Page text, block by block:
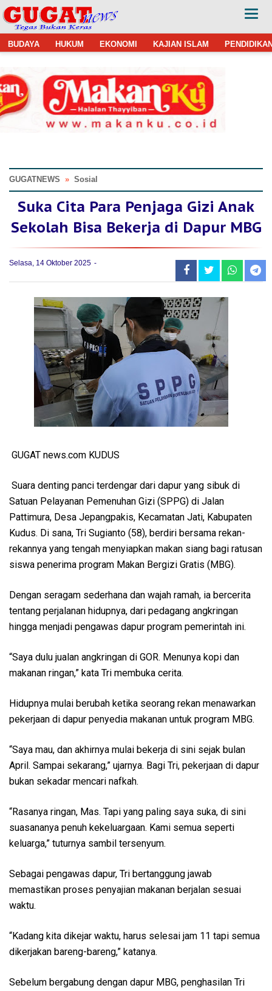
BUDAYA HUKUM EKONOMI KAJIAN ISLAM
GUGATNEWS » Sosial
Suka Cita Para Penjaga Gizi Anak
Sekolah Bisa Bekerja di Dapur MBG
Selasa, 14 Oktober 2025
GUGAT news.com KUDUS
Suara denting panci terdengar dari dapur yang sibuk di
Satuan Pelayanan Pemenuhan Gizi (SPPG) di Jalan
Pattimura, Desa Jepangpakis, Kecamatan Jati, Kabupaten
Kudus. Di sana, Tri Sugianto (58), berdiri bersama rekan-
rekannya yang tengah menyiapkan makan siang bagi ratusan
siswa penerima program Makan Bergizi Gratis (MBG).
Dengan seragam sederhana dan wajah ramah, ia bercerita
tentang perjalanan hidupnya, dari pedagang angkringan
hingga menjadi pengawas dapur program pemerintah ini.
“Saya dulu jualan angkringan di GOR. Menunya kopi dan
makanan ringan,” kata Tri membuka cerita.
Hidupnya mulai berubah ketika seorang rekan menawarkan
pekerjaan di dapur penyedia makanan untuk program MBG.
“Saya mau, dan akhirnya mulai bekerja di sini sejak bulan
April. Sampai sekarang,” ujarnya. Bagi Tri, pekerjaan di dapur
bukan sekadar mencari nafkah.
“Rasanya ringan, Mas. Tapi yang paling saya suka, di sini
suasananya penuh kekeluargaan. Kami semua seperti
keluarga,” tuturnya sambil tersenyum.
Sebagai pengawas dapur, Tri bertanggung jawab
memastikan proses penyajian makanan berjalan sesuai
waktu.
“Kadang kita dikejar waktu, harus selesai jam 11 tapi semua
dikerjakan bareng-bareng,” katanya.
Sebelum bergabung dengan dapur MBG, penghasilan Tri